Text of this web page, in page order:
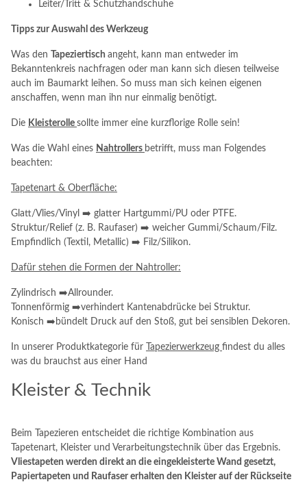
Leiter/Tritt & Schutzhandschuhe
Tipps zur Auswahl des Werkzeug
Was den Tapeziertisch angeht, kann man entweder im
Bekanntenkreis nachfragen oder man kann sich diesen teilweise
auch im Baumarkt leihen. So muss man sich keinen eigenen
anschaffen, wenn man ihn nur einmalig benötigt.
Die Kleisterolle sollte immer eine kurzflorige Rolle sein!
Was die Wahl eines Nahtrollers betrifft, muss man Folgendes
beachten:
Tapetenart & Oberfläche:
Glatt/Vlies/Vinyl ➡️ glatter Hartgummi/PU oder PTFE.
Struktur/Relief (z. B. Raufaser) ➡️ weicher Gummi/Schaum/Filz.
Empfindlich (Textil, Metallic) ➡️ Filz/Silikon.
Dafür stehen die Formen der Nahtroller:
Zylindrisch ➡️Allrounder.
Tonnenförmig ➡️verhindert Kantenabdrücke bei Struktur.
Konisch ➡️bündelt Druck auf den Stoß, gut bei sensiblen Dekoren.
In unserer Produktkategorie für Tapezierwerkzeug findest du alles
was du brauchst aus einer Hand
Kleister & Technik
Beim Tapezieren entscheidet die richtige Kombination aus
Tapetenart, Kleister und Verarbeitungstechnik über das Ergebnis.
Vliestapeten werden direkt an die eingekleisterte Wand gesetzt,
Papiertapeten und Raufaser erhalten den Kleister auf der Rückseite